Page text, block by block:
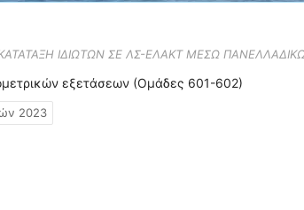
ΙΔΙΩΤΩΝ ΣΕ ΛΣ-ΕΛΑΚΤ ΜΕΣΩ
εξετάσεων (Ομάδες 601-602)
2023